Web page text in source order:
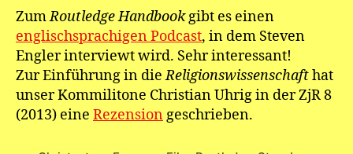
ZumRoutledge Handbookgibt es einen
englischsprachigen Podcast, in dem Steven
Engler interviewt wird. Sehr interessant!
Zur Einführung in dieReligionswissenschafthat
unser Kommilitone Christian Uhrig in der ZjR 8
(2013) eine Rezension geschrieben.